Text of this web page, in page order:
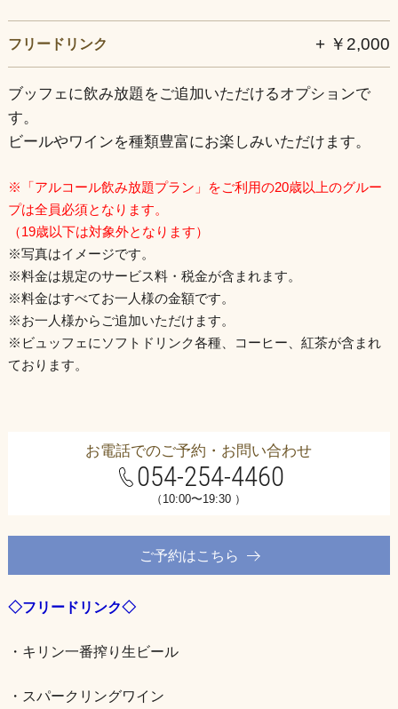
フリードリンク + ￥2,000
ブッフェに飲み放題をご追加いただけるオプションで
す。
ビールやワインを種類豊富にお楽しみいただけます。
※「アルコール飲み放題プラン」をご利用の20歳以上のグルー
プは全員必須となります。
（19歳以下は対象外となります）
※写真はイメージです。
※料金は規定のサービス料・税金が含まれます。
※料金はすべてお一人様の金額です。
※お一人様からご追加いただけます。
※ビュッフェにソフトドリンク各種、コーヒー、紅茶が含まれ
ております。
お電話でのご予約・お問い合わせ
054-254-4460
（10:00〜19:30 ）
ご予約はこちら
◇フリードリンク◇
・キリン一番搾り生ビール
・スパークリングワイン